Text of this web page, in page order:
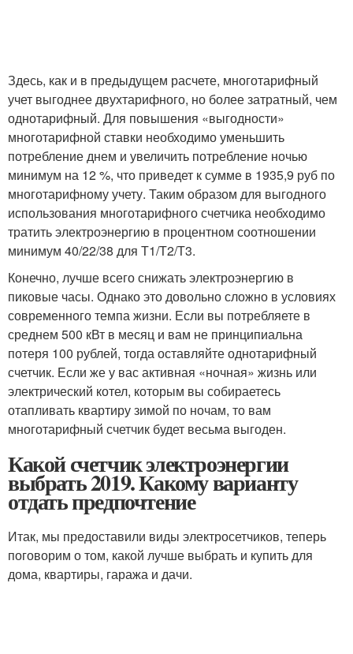
Здесь, как и в предыдущем расчете, многотарифный
учет выгоднее двухтарифного, но более затратный, чем
однотарифный. Для повышения «выгодности»
многотарифной ставки необходимо уменьшить
потребление днем и увеличить потребление ночью
минимум на 12 %, что приведет к сумме в 1935,9 руб по
многотарифному учету. Таким образом для выгодного
использования многотарифного счетчика необходимо
тратить электроэнергию в процентном соотношении
минимум 40/22/38 для Т1/Т2/Т3.
Конечно, лучше всего снижать электроэнергию в
пиковые часы. Однако это довольно сложно в условиях
современного темпа жизни. Если вы потребляете в
среднем 500 кВт в месяц и вам не принципиальна
потеря 100 рублей, тогда оставляйте однотарифный
счетчик. Если же у вас активная «ночная» жизнь или
электрический котел, которым вы собираетесь
отапливать квартиру зимой по ночам, то вам
многотарифный счетчик будет весьма выгоден.
Какой счетчик электроэнергии
выбрать 2019. Какому варианту
отдать предпочтение
Итак, мы предоставили виды электросетчиков, теперь
поговорим о том, какой лучше выбрать и купить для
дома, квартиры, гаража и дачи.